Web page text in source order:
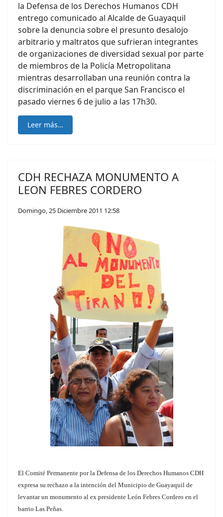
la Defensa de los Derechos Humanos CDH
entrego comunicado al Alcalde de Guayaquil
sobre la denuncia sobre el presunto desalojo
arbitrario y maltratos que sufrieran integrantes
de organizaciones de diversidad sexual por parte
de miembros de la Policía Metropolitana
mientras desarrollaban una reunión contra la
discriminación en el parque San Francisco el
pasado viernes 6 de julio a las 17h30.
Leer más…
CDH RECHAZA MONUMENTO A
LEON FEBRES CORDERO
Domingo, 25 Diciembre 2011 12:58
El Comité Permanente por la Defensa de los Derechos Humanos CDH
expresa su rechazo a la intención del Municipio de Guayaquil de
levantar un monumento al ex presidente León Febres Cordero en el
barrio Las Peñas.